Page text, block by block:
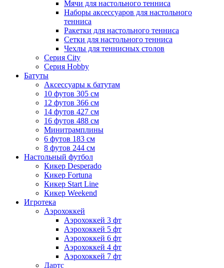
Мячи для настольного тенниса
Наборы аксессуаров для настольного
тенниса
Ракетки для настольного тенниса
Сетки для настольного тенниса
Чехлы для теннисных столов
Серия City
Серия Hobby
Батуты
Аксессуары к батутам
10 футов 305 см
12 футов 366 см
14 футов 427 см
16 футов 488 см
Минитрамплины
6 футов 183 см
8 футов 244 см
Настольный футбол
Кикер Desperado
Кикер Fortuna
Кикер Start Line
Кикер Weekend
Игротека
Аэрохоккей
Аэрохоккей 3 фт
Аэрохоккей 5 фт
Аэрохоккей 6 фт
Аэрохоккей 4 фт
Аэрохоккей 7 фт
Дартс